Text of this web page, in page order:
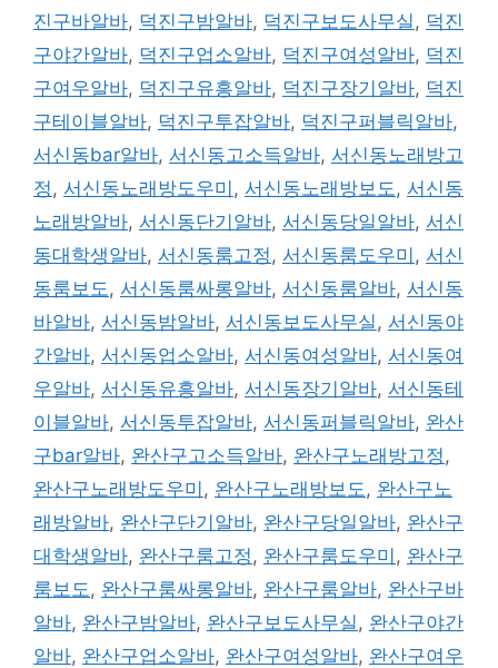
진구바알바, 덕진구밤알바, 덕진구보도사무실, 덕진
구야간알바, 덕진구업소알바, 덕진구여성알바, 덕진
구여우알바, 덕진구유흥알바, 덕진구장기알바, 덕진
구테이블알바, 덕진구투잡알바, 덕진구퍼블릭알바,
서신동bar알바, 서신동고소득알바, 서신동노래방고
정, 서신동노래방도우미 , 서신동노래방보도, 서신동
노래방알바, 서신동단기알바, 서신동당일알바, 서신
동대학생알바, 서신동룸고정, 서신동룸도우미 , 서신
동룸보도, 서신동룸싸롱알바, 서신동룸알바, 서신동
바알바, 서신동밤알바, 서신동보도사무실, 서신동야
간알바, 서신동업소알바, 서신동여성알바, 서신동여
우알바, 서신동유흥알바, 서신동장기알바, 서신동테
이블알바, 서신동투잡알바, 서신동퍼블릭알바, 완산
구bar알바, 완산구고소득알바, 완산구노래방고정,
완산구노래방도우미 , 완산구노래방보도, 완산구노
래방알바, 완산구단기알바, 완산구당일알바, 완산구
대학생알바, 완산구룸고정, 완산구룸도우미 , 완산구
룸보도, 완산구룸싸롱알바, 완산구룸알바, 완산구바
알바, 완산구밤알바, 완산구보도사무실, 완산구야간
알바, 완산구업소알바, 완산구여성알바, 완산구여우